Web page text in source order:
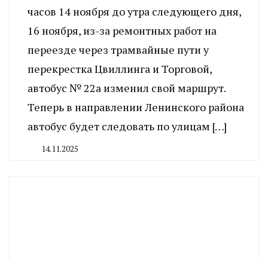
часов 14 ноября до утра следующего дня,
16 ноября, из-за ремонтных работ на
переезде через трамвайные пути у
перекрестка Цвиллинга и Торговой,
автобус № 22а изменил свой маршрут.
Теперь в направлении Ленинского района
автобус будет следовать по улицам […]
14.11.2025